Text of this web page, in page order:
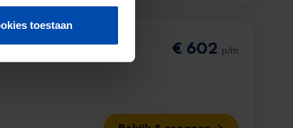
toestaan
€ 602 p/m